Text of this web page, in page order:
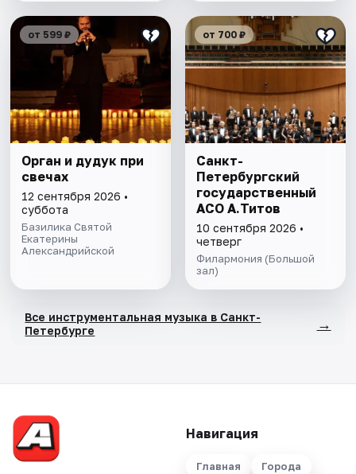
от 599 ₽
Орган и дудук при
свечах
12 сентября 2026 •
суббота
Базилика Святой
Екатерины
Александрийской
от 700 ₽
Санкт-
Петербургский
государственный
АСО А.Титов
10 сентября 2026 •
четверг
Филармония (Большой
зал)
Все инструментальная музыка в Санкт-
Петербурге
→
Навигация
Главная
Города